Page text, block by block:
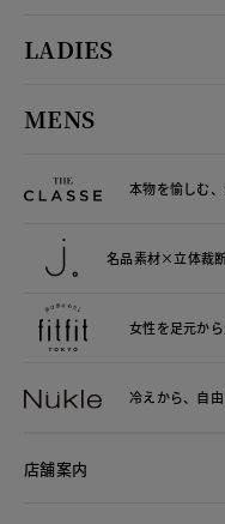
LADIES
MENS
本物を愉しむ
名品素材×立体裁
女性を足元から
冷えから、 自由
店舗案内